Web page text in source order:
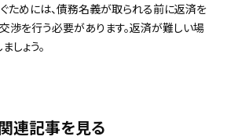
ためには、債務名義が取られる前に返済を
渉を行う必要があります。返済が難しい場
しょう。
連記事を見る